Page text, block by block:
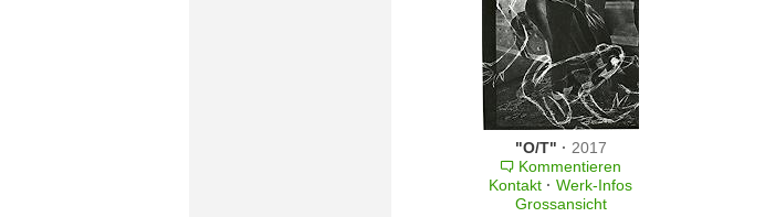
"O/T" · 2017
Kommentieren
Kontakt · Werk-Infos
Grossansicht